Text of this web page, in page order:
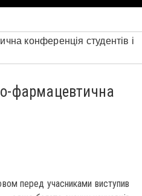
фармацевтична
перед учасниками виступив